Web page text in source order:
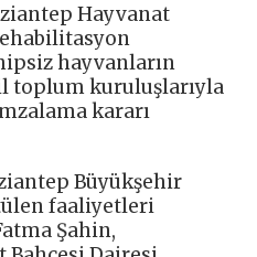
Hayvanat
hayvanların
toplum kuruluşlarıyla
kararı
Büyükşehir
faaliyetleri
Şahin,